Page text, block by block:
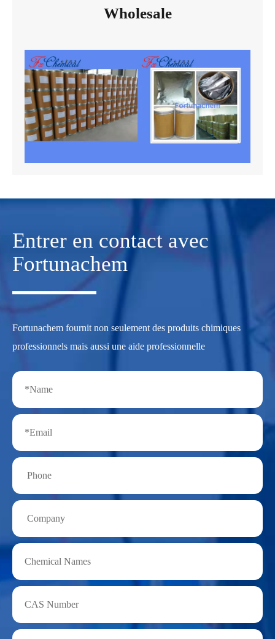
Wholesale
Entrer en contact avec
Fortunachem
Fortunachem fournit non seulement des produits chimiques
professionnels mais aussi une aide professionnelle